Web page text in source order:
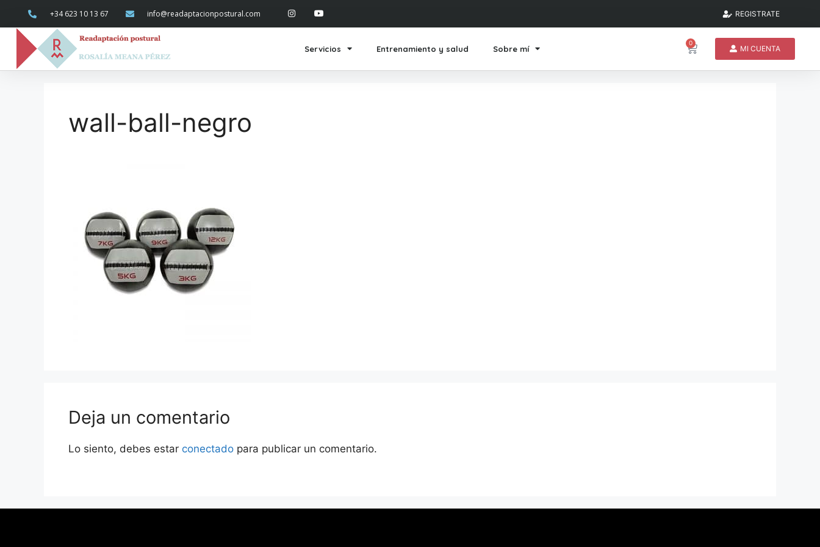
+34 623 10 13 67 info@readaptacionpostural.com REGISTRATE
Servicios Entrenamiento y salud Sobre mí
0
MI CUENTA
wall-ball-negro
Deja un comentario
Lo siento, debes estar conectado para publicar un comentario.